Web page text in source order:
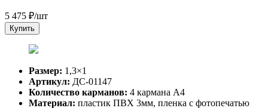
5 475 ₽/шт
Купить
Размер: 1,3×1
Артикул: ДС-01147
Количество карманов: 4 кармана А4
Материал: пластик ПВХ 3мм, пленка с фотопечатью